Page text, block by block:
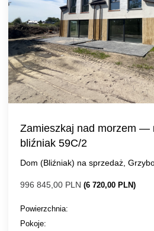
Zamieszkaj nad morzem —
bliźniak 59C/2
Dom (Bliźniak) na sprzedaż,
996 845,00 PLN (6 720,00 PLN)
Powierzchnia:
Pokoje: